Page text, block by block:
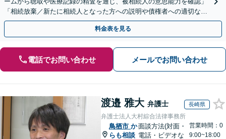
「相続放棄／新たに相続人となった方への説明や債権者への適切な対
応まで、きめ細やかにサポート」【休日・夜間相談可】
料金表を見る
電話でお問い合わせ メールでお問い合わせ
渡邉 雅大 弁護士 長崎県
弁護士法人大村綜合法律事務所
鳥栖市 か
らも相談
面談方法(対面・
電話・ビデオな
営業時間：0
9:00~18:00